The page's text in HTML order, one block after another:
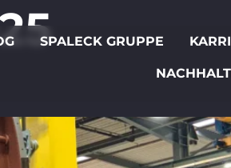
SPALECK GRUPPE